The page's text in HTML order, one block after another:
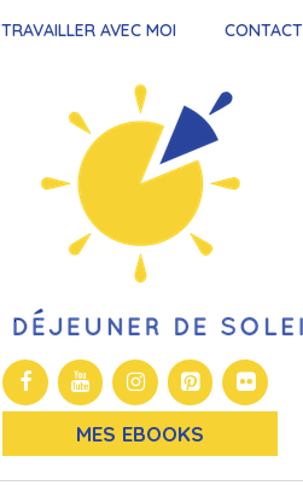
TRAVAILLER AVEC MOI CONTACT
MES EBOOKS